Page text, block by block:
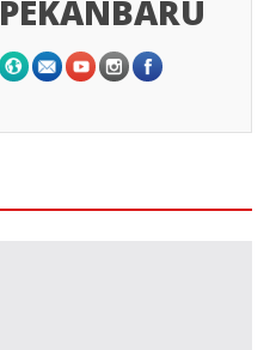
PEKANBARU